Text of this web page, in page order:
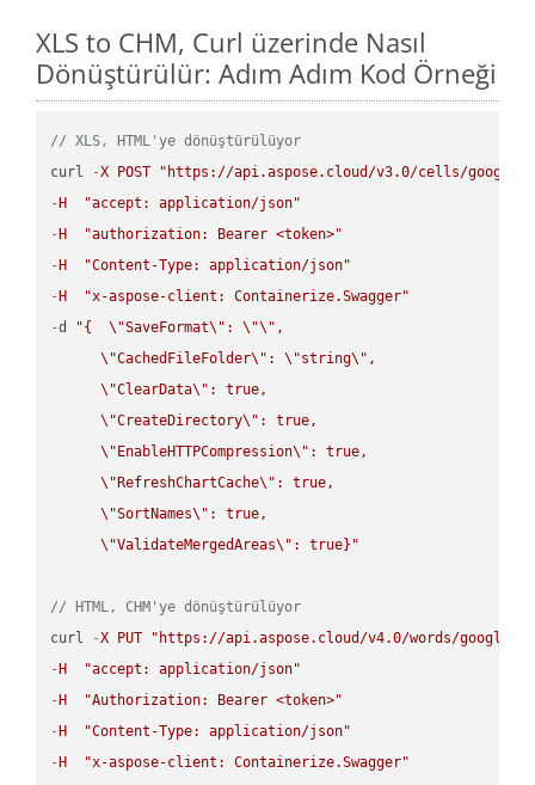
XLS to CHM, Curl üzerinde Nasıl
Dönüştürülür: Adım Adım Kod Örneği
// XLS, HTML'ye dönüştürülüyor
curl
-X POST
"https://api.aspose.cloud/v3.0/cells/
- H
"accept: application/json"
- H
"authorization: Bearer <token>"
- H
"Content-Type: application/json"
- H
"x-aspose-client: Containerize.Swagger"
-d "{ \"SaveFormat\" : \"\" ,
\"CachedFileFolder\" : \"string\" ,
\"ClearData\" : true,
\"CreateDirectory\" : true,
\" EnableHTTPCompression\" : true,
\" RefreshChartCache\" : true,
\"SortNames\" : true,
\"ValidateMergedAreas\" : true}"
// HTML, CHM'ye dönüştürülüyor
curl
-X PUT
"https://api.aspose.cloud/v4.0/words/
- H
"accept: application/json"
- H
"Authorization: Bearer <token>"
- H
"Content-Type: application/json"
- H
"x-aspose-client: Containerize.Swagger"